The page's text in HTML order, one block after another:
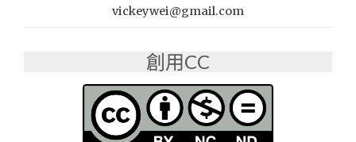
你
過
中
秋！"
vickeywei@gmail.com
創用CC